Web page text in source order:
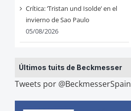
Crítica: ‘Tristan und Isolde’ en el
invierno de Sao Paulo
05/08/2026
Últimos tuits de Beckmesser
Tweets por @BeckmesserSpain